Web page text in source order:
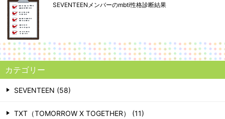
SEVENTEENメンバーのmbti性格診断結果
カテゴリー
SEVENTEEN (58)
TXT（TOMORROW X TOGETHER） (11)